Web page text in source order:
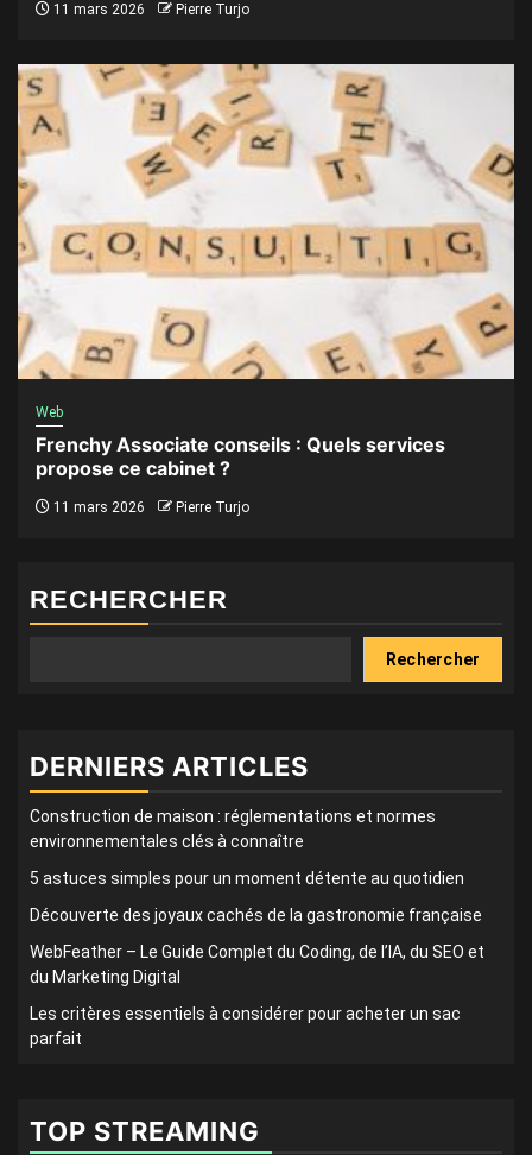
11 mars 2026 Pierre Turjo
Web
Frenchy Associate conseils : Quels services
propose ce cabinet ?
11 mars 2026 Pierre Turjo
RECHERCHER
Rechercher
DERNIERS ARTICLES
Construction de maison : réglementations et normes
environnementales clés à connaître
5 astuces simples pour un moment détente au quotidien
Découverte des joyaux cachés de la gastronomie française
WebFeather – Le Guide Complet du Coding, de l’IA, du SEO et
du Marketing Digital
Les critères essentiels à considérer pour acheter un sac
parfait
TOP STREAMING